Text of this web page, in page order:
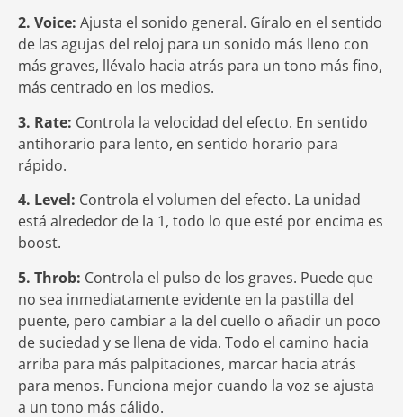
2. Voice: Ajusta el sonido general. Gíralo en el sentido
de las agujas del reloj para un sonido más lleno con
más graves, llévalo hacia atrás para un tono más fino,
más centrado en los medios.
3. Rate: Controla la velocidad del efecto. En sentido
antihorario para lento, en sentido horario para
rápido.
4. Level: Controla el volumen del efecto. La unidad
está alrededor de la 1, todo lo que esté por encima es
boost.
5. Throb: Controla el pulso de los graves. Puede que
no sea inmediatamente evidente en la pastilla del
puente, pero cambiar a la del cuello o añadir un poco
de suciedad y se llena de vida. Todo el camino hacia
arriba para más palpitaciones, marcar hacia atrás
para menos. Funciona mejor cuando la voz se ajusta
a un tono más cálido.